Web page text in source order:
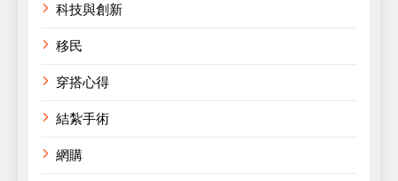
科技與創新
移民
穿搭心得
結紮手術
網購